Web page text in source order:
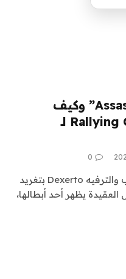
“Assassin’s Creed Shadows” وكيف
أصبحت “DEI” لعبة Rallying Cry لـ
0
في 16 مايو، قام موقع أخبار الألعاب والترفيه Dexerto بتغريد
يظهر أحد أبطالها،